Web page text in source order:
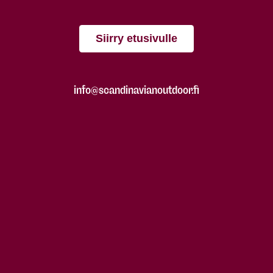
Siirry etusivulle
info@scandinavianoutdoor.fi